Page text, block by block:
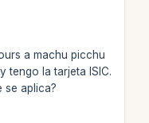
a machu picchu
tengo la tarjeta ISIC.
se aplica?